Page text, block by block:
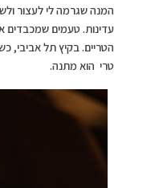
המנה שגרמה לי לעצור
עדינות. טעמים שמכבדים
הטריים. בקיץ תל אביבי,
טרי הוא מתנה.